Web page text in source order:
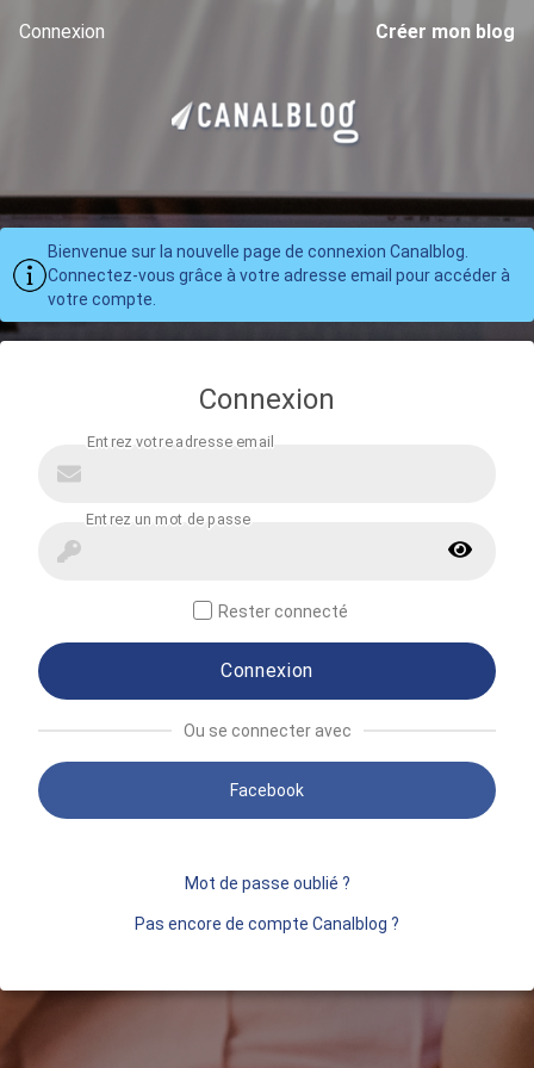
Connexion Créer mon blog
Bienvenue sur la nouvelle page de connexion Canalblog.
Connectez-vous grâce à votre adresse email pour accéder à
votre compte.
Connexion
Rester connecté
Connexion
Ou se connecter avec
Facebook
Mot de passe oublié ?
Pas encore de compte Canalblog ?